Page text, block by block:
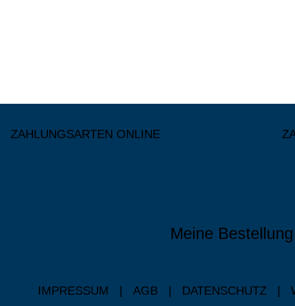
ZAHLUNGSARTEN ONLINE
Meine
IMPRESSUM AGB DATENSCHUTZ